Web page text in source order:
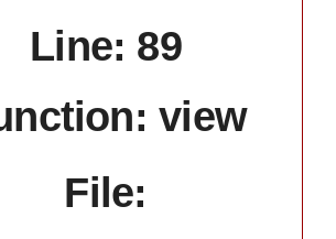
Line: 89
view
File: